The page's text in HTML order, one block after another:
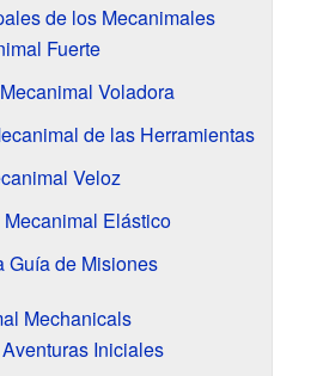
de los Mecanimales
Fuerte
Voladora
de las Herramientas
Veloz
Elástico
Guía de Misiones
Mechanicals
Iniciales